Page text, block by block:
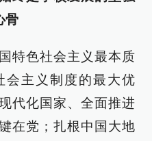
骨
特色社会主义最本质
会主义制度的最大优
代化国家、全面推进
在党；扎根中国大地